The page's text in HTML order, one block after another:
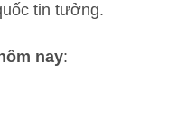
tin tưởng.
nay: